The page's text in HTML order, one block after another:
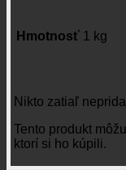
Hmotnosť 1 kg
Nikto zatiaľ
Tento produkt
ktorí si ho kúpili.